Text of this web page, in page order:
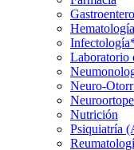
Laboratorio
Neuro-
Nutrición
Psiquiatría